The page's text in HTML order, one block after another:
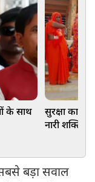
के साथ
सुरक्षा का
नारी शक्ति
बड़ा सवाल